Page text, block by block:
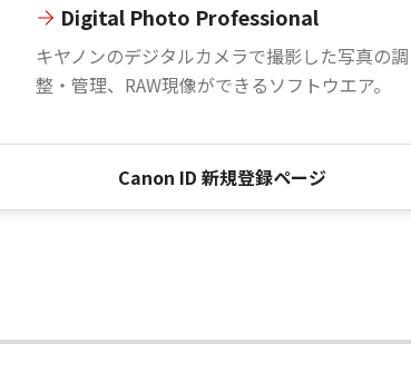
Digital Photo Professional
キヤノンのデジタルカメラで撮影した写真の調
整・管理、RAW現像ができるソフトウエア。
Canon ID 新規登録ページ